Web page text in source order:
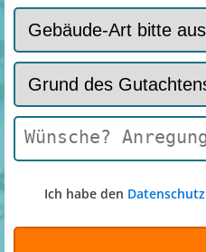
Ich habe den Datenschutz